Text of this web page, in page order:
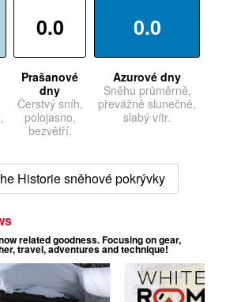
0.0
Prašanové
dny
Čerstvý sníh,
polojasno,
bezvětří.
0.0
Azurové dny
Sněhu průměrně,
převážně slunečně,
slabý vítr.
Historie sněhové pokrývky